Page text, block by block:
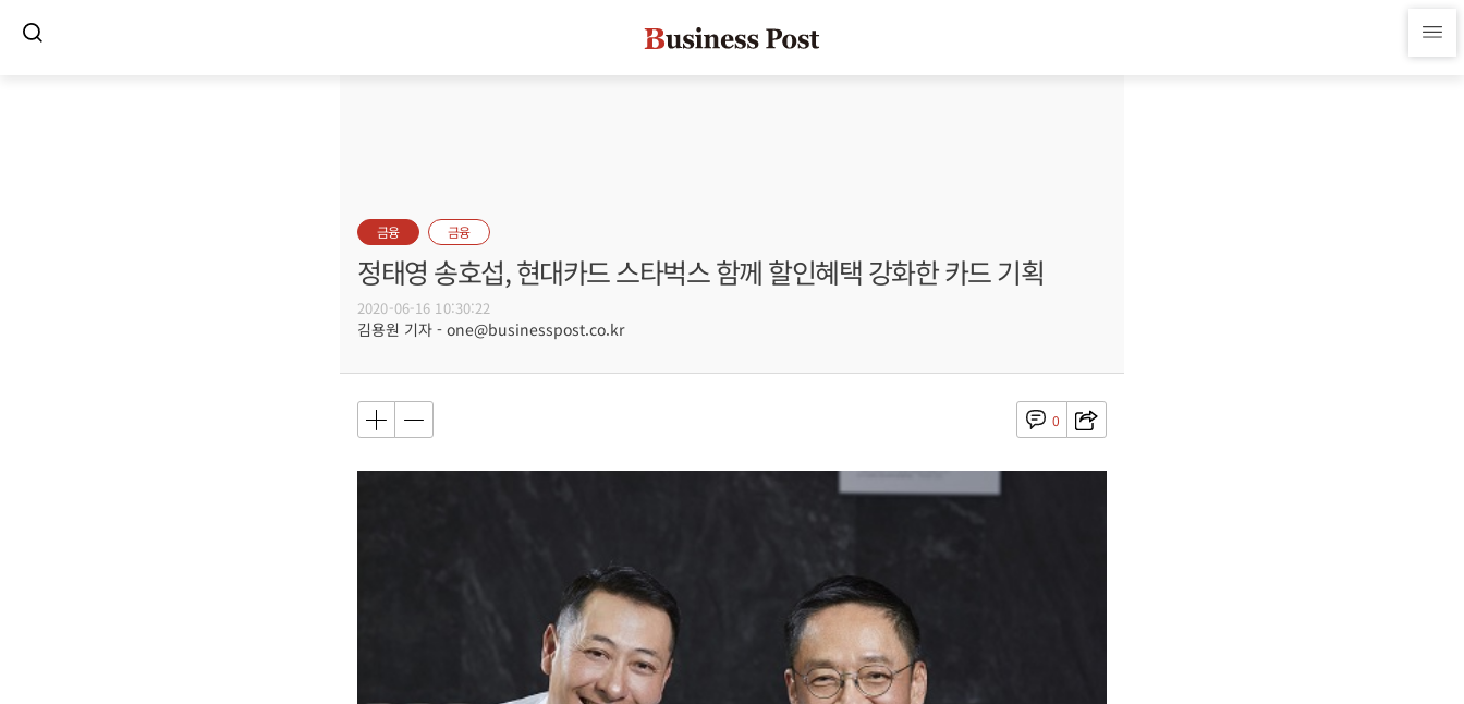
금융 금융
정태영 송호섭, 현대카드 스타벅스 함께 할인혜택 강화한 카드 기획
2020-06-16 10:30:22
김용원 기자 - one@businesspost.co.kr
0